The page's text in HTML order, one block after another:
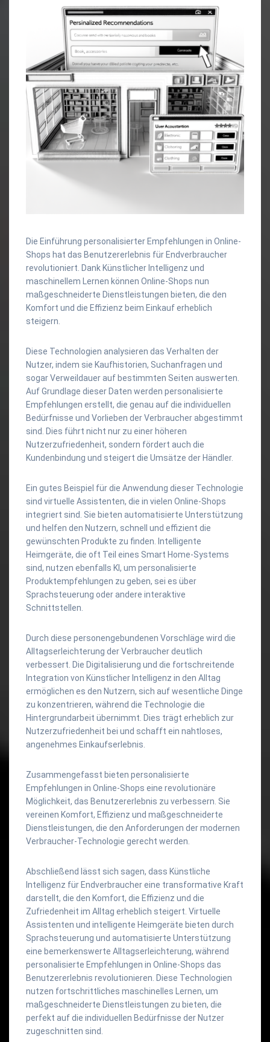
Die Einführung personalisierter Empfehlungen in Online-
Shops hat das Benutzererlebnis für Endverbraucher
revolutioniert. Dank Künstlicher Intelligenz und
maschinellem Lernen können Online-Shops nun
maßgeschneiderte Dienstleistungen bieten, die den
Komfort und die Effizienz beim Einkauf erheblich
steigern.
Diese Technologien analysieren das Verhalten der
Nutzer, indem sie Kaufhistorien, Suchanfragen und
sogar Verweildauer auf bestimmten Seiten auswerten.
Auf Grundlage dieser Daten werden personalisierte
Empfehlungen erstellt, die genau auf die individuellen
Bedürfnisse und Vorlieben der Verbraucher abgestimmt
sind. Dies führt nicht nur zu einer höheren
Nutzerzufriedenheit, sondern fördert auch die
Kundenbindung und steigert die Umsätze der Händler.
Ein gutes Beispiel für die Anwendung dieser Technologie
sind virtuelle Assistenten, die in vielen Online-Shops
integriert sind. Sie bieten automatisierte Unterstützung
und helfen den Nutzern, schnell und effizient die
gewünschten Produkte zu finden. Intelligente
Heimgeräte, die oft Teil eines Smart Home-Systems
sind, nutzen ebenfalls KI, um personalisierte
Produktempfehlungen zu geben, sei es über
Sprachsteuerung oder andere interaktive
Schnittstellen.
Durch diese personengebundenen Vorschläge wird die
Alltagserleichterung der Verbraucher deutlich
verbessert. Die Digitalisierung und die fortschreitende
Integration von Künstlicher Intelligenz in den Alltag
ermöglichen es den Nutzern, sich auf wesentliche Dinge
zu konzentrieren, während die Technologie die
Hintergrundarbeit übernimmt. Dies trägt erheblich zur
Nutzerzufriedenheit bei und schafft ein nahtloses,
angenehmes Einkaufserlebnis.
Zusammengefasst bieten personalisierte
Empfehlungen in Online-Shops eine revolutionäre
Möglichkeit, das Benutzererlebnis zu verbessern. Sie
vereinen Komfort, Effizienz und maßgeschneiderte
Dienstleistungen, die den Anforderungen der modernen
Verbraucher-Technologie gerecht werden.
Abschließend lässt sich sagen, dass Künstliche
Intelligenz für Endverbraucher eine transformative Kraft
darstellt, die den Komfort, die Effizienz und die
Zufriedenheit im Alltag erheblich steigert. Virtuelle
Assistenten und intelligente Heimgeräte bieten durch
Sprachsteuerung und automatisierte Unterstützung
eine bemerkenswerte Alltagserleichterung, während
personalisierte Empfehlungen in Online-Shops das
Benutzererlebnis revolutionieren. Diese Technologien
nutzen fortschrittliches maschinelles Lernen, um
maßgeschneiderte Dienstleistungen zu bieten, die
perfekt auf die individuellen Bedürfnisse der Nutzer
zugeschnitten sind.